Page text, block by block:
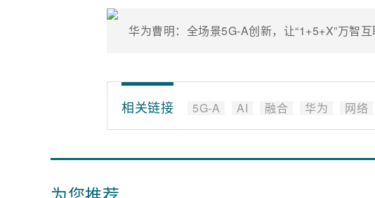
华为曹明：全场景5G-A创新，让“1+5+X”万智
相关链接 5G-A AI 融合 华为 网络